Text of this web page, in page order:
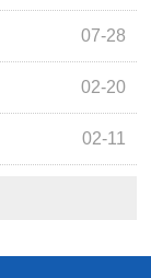
07-28
02-20
02-11